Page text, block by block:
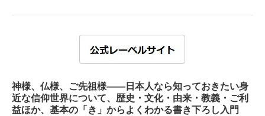
神様、仏様、ご先祖様――日本人なら知っておきたい身
近な信仰世界について、歴史・文化・由来・教義・ご利
益ほか、基本の「き」からよくわかる書き下ろし入門